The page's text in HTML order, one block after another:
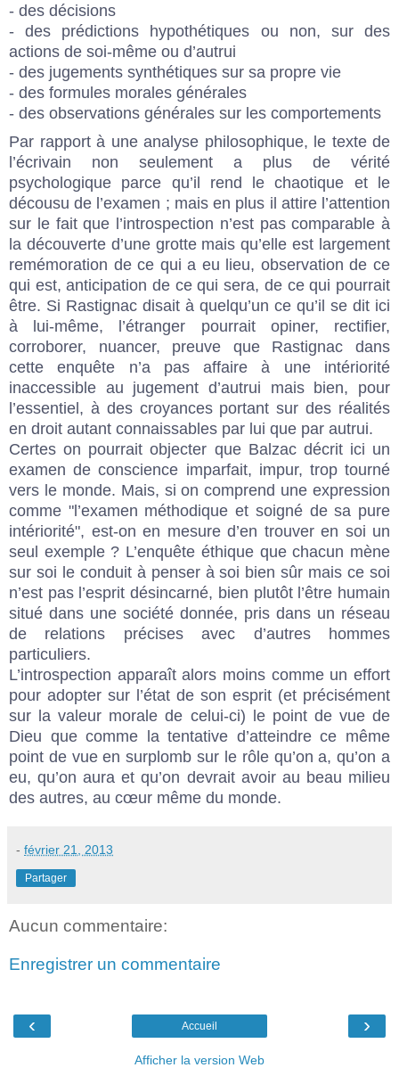
- des décisions
- des prédictions hypothétiques ou non, sur des
actions de soi-même ou d’autrui
- des jugements synthétiques sur sa propre vie
- des formules morales générales
- des observations générales sur les comportements
Par rapport à une analyse philosophique, le texte de
l’écrivain non seulement a plus de vérité
psychologique parce qu’il rend le chaotique et le
décousu de l’examen ; mais en plus il attire l’attention
sur le fait que l’introspection n’est pas comparable à
la découverte d’une grotte mais qu’elle est largement
remémoration de ce qui a eu lieu, observation de ce
qui est, anticipation de ce qui sera, de ce qui pourrait
être. Si Rastignac disait à quelqu’un ce qu’il se dit ici
à lui-même, l’étranger pourrait opiner, rectifier,
corroborer, nuancer, preuve que Rastignac dans
cette enquête n’a pas affaire à une intériorité
inaccessible au jugement d’autrui mais bien, pour
l’essentiel, à des croyances portant sur des réalités
en droit autant connaissables par lui que par autrui.
Certes on pourrait objecter que Balzac décrit ici un
examen de conscience imparfait, impur, trop tourné
vers le monde. Mais, si on comprend une expression
comme "l’examen méthodique et soigné de sa pure
intériorité", est-on en mesure d’en trouver en soi un
seul exemple ? L’enquête éthique que chacun mène
sur soi le conduit à penser à soi bien sûr mais ce soi
n’est pas l’esprit désincarné, bien plutôt l’être humain
situé dans une société donnée, pris dans un réseau
de relations précises avec d’autres hommes
particuliers.
L’introspection apparaît alors moins comme un effort
pour adopter sur l’état de son esprit (et précisément
sur la valeur morale de celui-ci) le point de vue de
Dieu que comme la tentative d’atteindre ce même
point de vue en surplomb sur le rôle qu’on a, qu’on a
eu, qu’on aura et qu’on devrait avoir au beau milieu
des autres, au cœur même du monde.
- février 21, 2013
Partager
Aucun commentaire:
Enregistrer un commentaire
‹ ›
Accueil
Afficher la version Web